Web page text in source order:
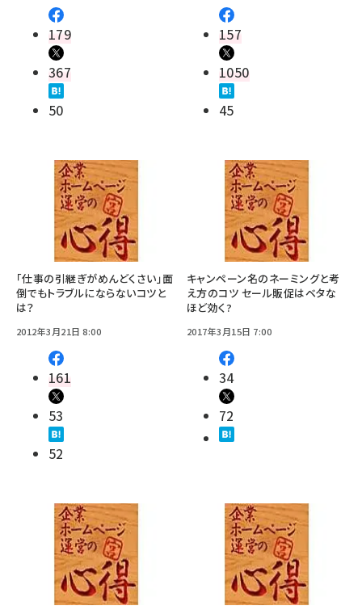
179
367
50
157
1050
45
「仕事の引継ぎがめんどくさい」面
倒でもトラブルにならないコツと
は？
2012年3月21日 8:00
161
53
52
キャンペーン名のネーミングと考
え方のコツ セール販促はベタな
ほど効く?
2017年3月15日 7:00
34
72